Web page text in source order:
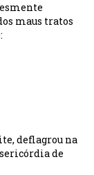
maus tratos
deflagrou na
de